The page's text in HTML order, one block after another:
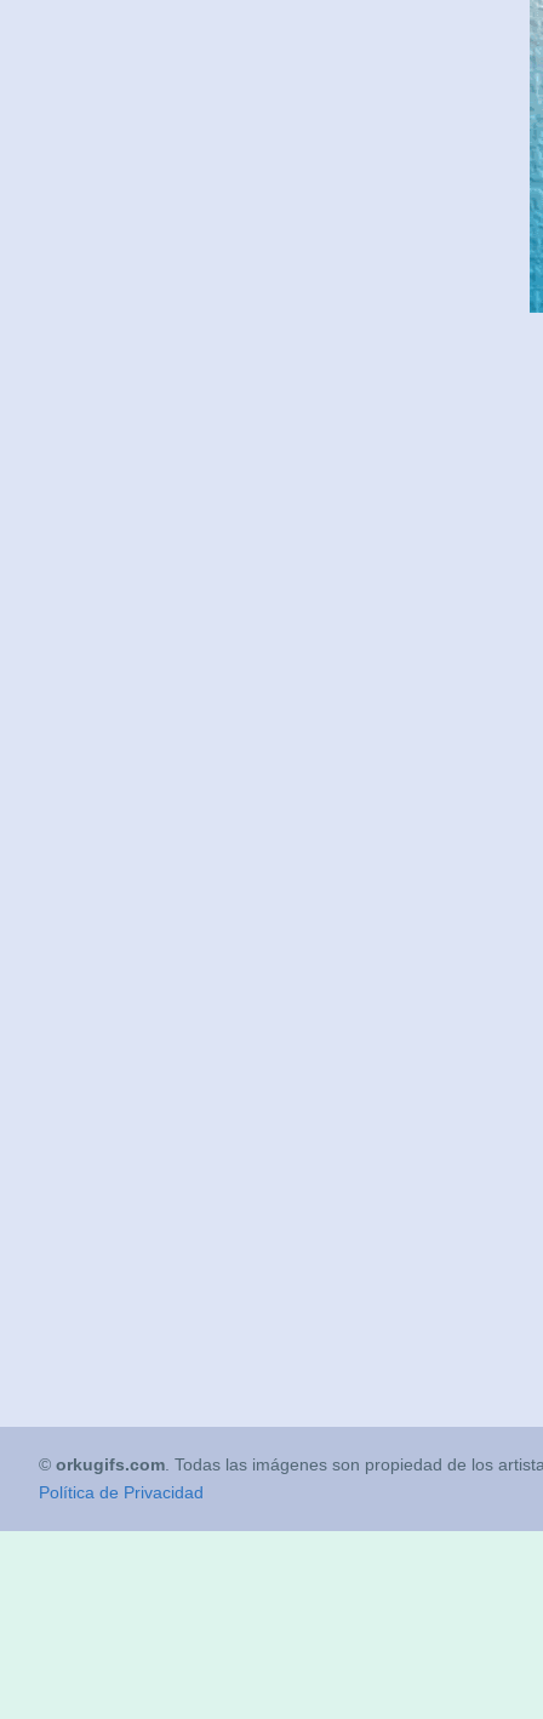
© orkugifs.com. Todas las imágenes son propiedad de los
Política de Privacidad